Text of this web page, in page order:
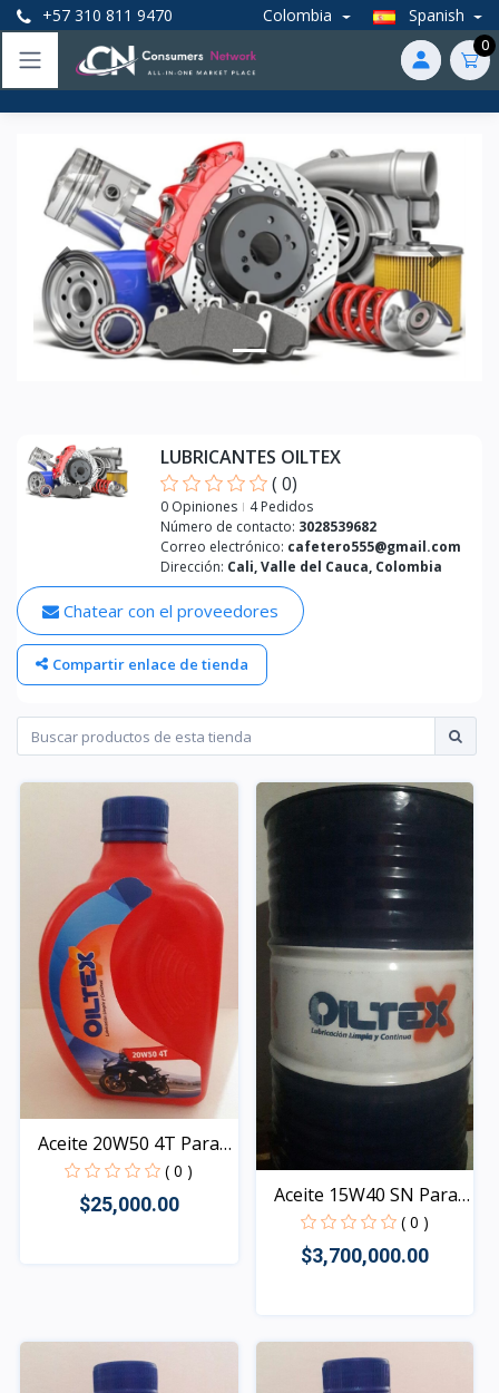
+57 310 811 9470 Colombia Spanish
0
Anterior
LUBRICANTES OILTEX
( 0)
0 Opiniones
4 Pedidos
Número de contacto: 3028539682
Correo electrónico: cafetero555@gmail.com
Dirección: Cali, Valle del Cauca, Colombia
Chatear con el proveedores
Compartir enlace de tienda
Aceite 20W50 4T Para
Mo...
( 0 )
$25,000.00
Aceite 15W40 SN Para
mo...
( 0 )
$3,700,000.00
Rápido Vista